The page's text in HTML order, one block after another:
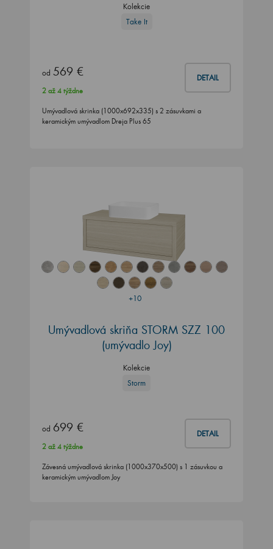
Kolekcie
Take It
od 569 € DETAIL
2 až 4 týždne
Umývadlová skrinka (1000x692x335) s 2 zásuvkami a
keramickým umývadlom Dreja Plus 65
+10
Umývadlová skriňa STORM SZZ 100
(umývadlo Joy)
Kolekcie
Storm
od 699 € DETAIL
2 až 4 týždne
Závesná umývadlová skrinka (1000x370x500) s 1 zásuvkou a
keramickým umývadlom Joy